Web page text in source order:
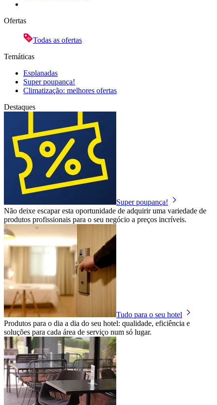
Ofertas
Todas as ofertas
Temáticas
Esplanadas
Super poupança!
Climatização: melhores ofertas
Destaques
Super poupança!
Não deixe escapar esta oportunidade de adquirir uma variedade de
produtos profissionais para o seu negócio a preços incríveis.
Tudo para o seu hotel
Produtos para o dia a dia do seu hotel: qualidade, eficiência e
soluções para cada área de serviço num só lugar.